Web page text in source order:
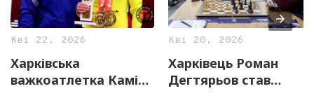
Кві 22, 2026
Харківська
важкоатлетка Каміла
Кві 20, 2026
Харківець Роман
Дегтярьов став